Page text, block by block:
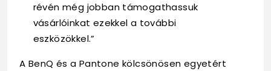
révén még jobban támogathassuk
vásárlóinkat ezekkel a további
eszközökkel.”
A BenQ és a Pantone kölcsönösen egyetért